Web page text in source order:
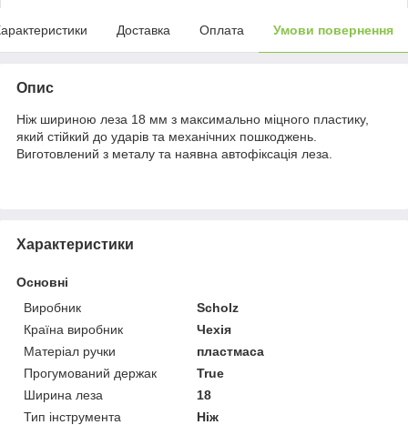
Доставка Оплата Умови повернення
Опис
Ніж шириною леза 18 мм з максимально міцного пластику,
який стійкий до ударів та механічних пошкоджень.
Виготовлений з металу та наявна автофіксація леза.
Характеристики
Основні
Виробник
Scholz
Країна виробник
Чехія
Матеріал ручки
пластмаса
Прогумований держак
True
Ширина леза
18
Тип інструмента
Ніж